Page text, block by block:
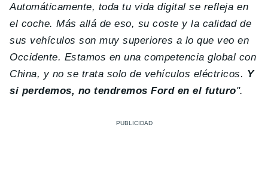
Automáticamente, toda tu vida digital se refleja en
el coche. Más allá de eso, su coste y la calidad de
sus vehículos son muy superiores a lo que veo en
Occidente. Estamos en una competencia global con
China, y no se trata solo de vehículos eléctricos. Y
si perdemos, no tendremos Ford en el futuro".